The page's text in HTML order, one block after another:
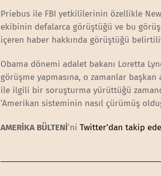
Priebus ile FBI yetkililerinin özellikle New
ekibinin defalarca görüştüğü ve bu
içeren haber hakkında görüştüğü
Obama dönemi adalet bakanı Loretta
görüşme yapmasına, o zamanlar başkan
ile ilgili bir soruşturma yürüttüğü
‘Amerikan sisteminin nasıl çürümüş
AMERİKA BÜLTENİ‘niTwitter’dan takip